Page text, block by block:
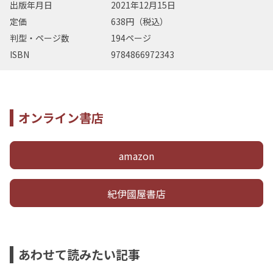
出版年月日
2021年12月15日
定価
638円（税込）
判型・ページ数
194ページ
ISBN
9784866972343
オンライン書店
amazon
紀伊國屋書店
あわせて読みたい記事